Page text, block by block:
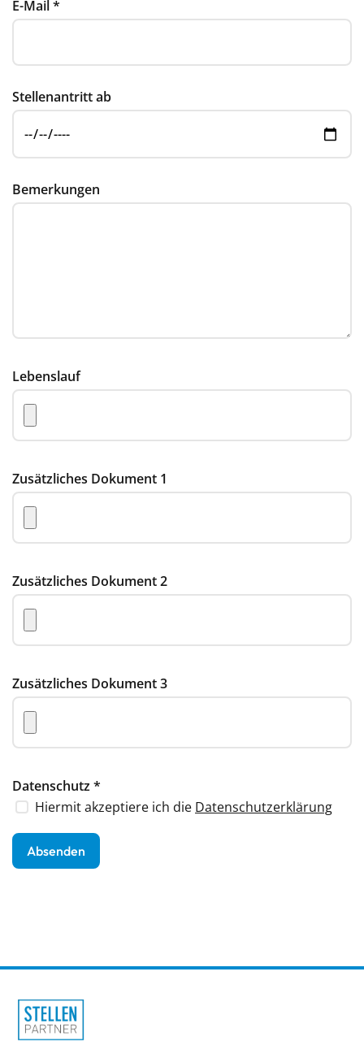
E-Mail*
Stellenantritt ab
Bemerkungen
Lebenslauf
Zusätzliches Dokument 1
Zusätzliches Dokument 2
Zusätzliches Dokument 3
Datenschutz*
Hiermit akzeptiere ich die Datenschutzerklärung